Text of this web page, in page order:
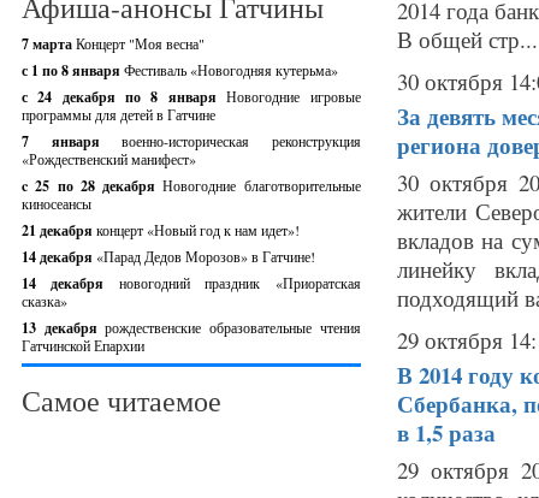
7 мартаКонцерт "Моя весна"
с 1 по 8 января Фестиваль «Новогодняя кутерьма»
с 24 декабря по 8 январяНовогодние игровые
программы для детей в Гатчине
7 январявоенно-историческая реконструкция
«Рождественский манифест»
c 25 по 28 декабряНовогодние благотворительные
киносеансы
21 декабря концерт «Новый год к нам идет»!
14 декабря «Парад Дедов Морозов» в Гатчине!
14 декабря новогодний праздник «Приоратская
сказка»
13 декабрярождественские образовательные чтения
Гатчинской Епархии
Самое читаемое
2014 года
В общей стр...
30 октября
За девять
региона
30 октября
жители
вкладов на
линейку
подходящий
29 октября
В 2014 году
Сбербанка,
в 1,5 раза
29 октября